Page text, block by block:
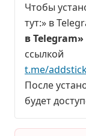
Чтобы
тут:» в
в Telegram»
ссылкой
t.me/
После
будет